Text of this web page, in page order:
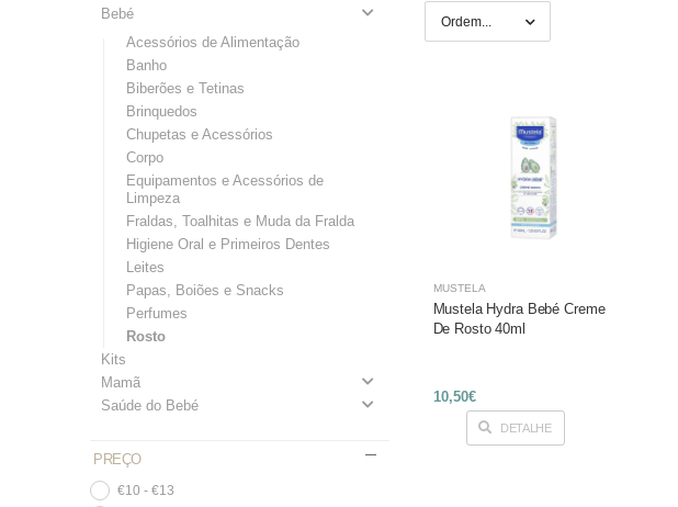
Bebé
Acessórios de Alimentação
Banho
Biberões e Tetinas
Brinquedos
Chupetas e Acessórios
Corpo
Equipamentos e Acessórios de
Limpeza
Fraldas, Toalhitas e Muda da Fralda
Higiene Oral e Primeiros Dentes
Leites
Papas, Boiões e Snacks
Perfumes
Rosto
Kits
Mamã
Saúde do Bebé
PREÇO
€10 - €13
MUSTELA
Mustela Hydra Bebé Creme
De Rosto 40ml
10,50€
DETALHE